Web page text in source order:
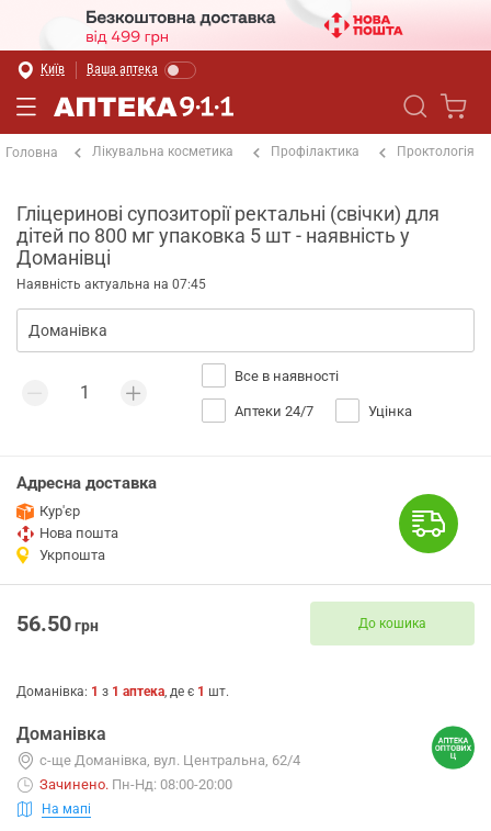
Київ Ваша аптека
Головна Лікувальна косметика Профілактика Проктологія
Гліцеринові супозиторії ректальні (свічки) для
дітей по 800 мг упаковка 5 шт - наявність у
Доманівці
Наявність актуальна на 07:45
Все в наявності
Аптеки 24/7 Уцінка
Адресна доставка
Кур'єр
Нова пошта
Укрпошта
56.50грн До кошика
Доманівка: 1 з 1 аптека, де є 1 шт.
Доманівка
с-ще Доманівка, вул. Центральна, 62/4
Зачинено. Пн-Нд: 08:00-20:00
На мапі